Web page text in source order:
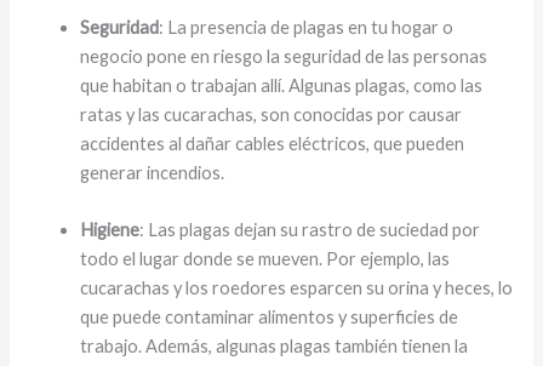
Seguridad: La presencia de plagas en tu hogar o
negocio pone en riesgo la seguridad de las personas
que habitan o trabajan allí. Algunas plagas, como las
ratas y las cucarachas, son conocidas por causar
accidentes al dañar cables eléctricos, que pueden
generar incendios.
Higiene: Las plagas dejan su rastro de suciedad por
todo el lugar donde se mueven. Por ejemplo, las
cucarachas y los roedores esparcen su orina y heces, lo
que puede contaminar alimentos y superficies de
trabajo. Además, algunas plagas también tienen la